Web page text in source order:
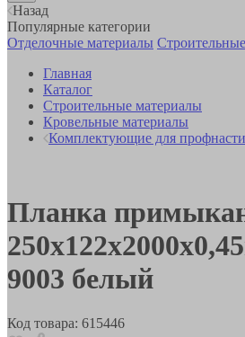
Назад
Популярные категории
Отделочные материалы
Главная
Каталог
Строительные материалы
Кровельные материалы
Комплектующие для
Планка
9003 белый
Код товара: 615446